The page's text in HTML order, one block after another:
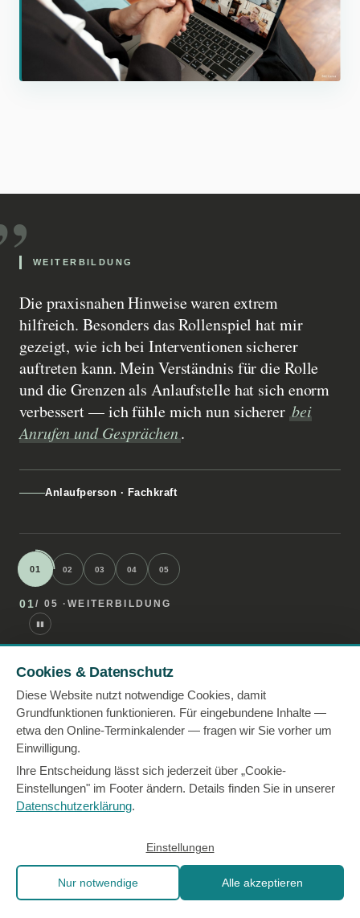
WEITERBILDUNG
Die praxisnahen Hinweise waren extrem
hilfreich. Besonders das Rollenspiel hat mir
gezeigt, wie ich bei Interventionen sicherer
auftreten kann. Mein Verständnis für die Rolle
und die Grenzen als Anlaufstelle hat sich enorm
verbessert — ich fühle mich nun sicherer bei
Anrufen und Gesprächen.
Anlaufperson · Fachkraft
01 02 03 04 05
01/ 05 ·WEITERBILDUNG
▮▮
— 08 · HÄUFIGE FRAGEN
vorab wissen wollen.
Wir antworten gern persönlich im Erstgespräch —
Cookies & Datenschutz
Diese Website nutzt notwendige Cookies, damit
Grundfunktionen funktionieren. Für eingebundene Inhalte —
etwa den Online-Terminkalender — fragen wir Sie vorher um
Einwilligung.
Ihre Entscheidung lässt sich jederzeit über „Cookie-
Einstellungen" im Footer ändern. Details finden Sie in unserer
Datenschutzerklärung.
Einstellungen
Nur notwendige Alle akzeptieren